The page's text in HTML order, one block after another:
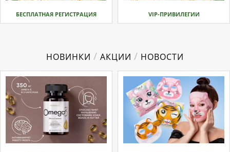
БЕСПЛАТНАЯ РЕГИСТРАЦИЯ VIP-ПРИВИЛЕГИИ
НОВИНКИ / АКЦИИ / НОВОСТИ